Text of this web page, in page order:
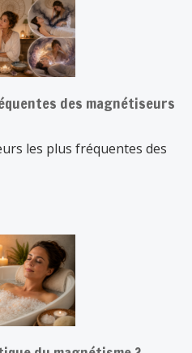
des magnétiseurs
les plus fréquentes des